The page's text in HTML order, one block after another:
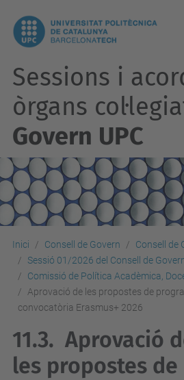
Sessions i
òrgans
Govern UPC
Inici Consell de Govern
Consell de
Sessió 01/2026 del Consell de
Comissió de Política Acadèmica,
Aprovació de les propostes de
convocatòria Erasmus+ 2026
11.3. Aprovació
les propostes de